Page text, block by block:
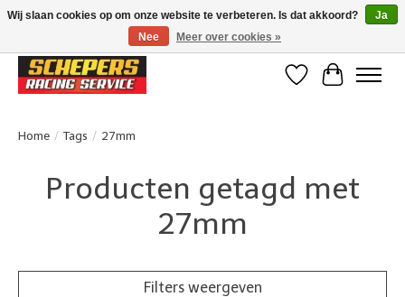
Klanten beoordelen ons met een 4,8/5 op Google reviews
Verlanglijst
Home / Tags / 27mm
Producten getagd met
27mm
Filters weergeven
Wij slaan cookies op om onze website te verbeteren. Is dat akkoord?
Ja
Nee
Meer over cookies »